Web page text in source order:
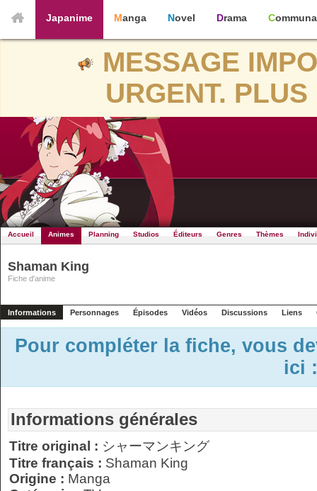
Japanime Manga Novel Drama
MESSAGE
URGENT.
Accueil Animes Planning Studios Éditeurs Genres Thèmes
Shaman King
Fiche d'anime
Informations Personnages Épisodes Vidéos Discussions Liens
Pour compléter la fiche, vous
ici
Informations générales
Titre original : シャーマンキング
Titre français : Shaman King
Origine : Manga